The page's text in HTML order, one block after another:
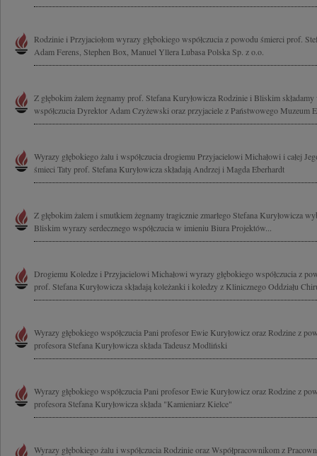
Rodzinie i Przyjaciołom wyrazy głębokiego współczucia z powodu śmierci prof.
Adam Ferens, Stephen Box, Manuel Yllera Lubasa Polska Sp. z o.o.
Z głębokim żalem żegnamy prof. Stefana Kuryłowicza Rodzinie i Bliskim składamy
współczucia Dyrektor Adam Czyżewski oraz przyjaciele z Państwowego Muzeum
Wyrazy głębokiego żalu i współczucia drogiemu Przyjacielowi Michałowi i całej
śmieci Taty prof. Stefana Kuryłowicza składają Andrzej i Magda Eberhardt
Z głębokim żalem i smutkiem żegnamy tragicznie zmarłego Stefana Kuryłowicza
Bliskim wyrazy serdecznego współczucia w imieniu Biura Projektów...
Drogiemu Koledze i Przyjacielowi Michałowi wyrazy głębokiego współczucia z
prof. Stefana Kuryłowicza składają koleżanki i koledzy z Klinicznego Oddziału
Wyrazy głębokiego współczucia Pani profesor Ewie Kuryłowicz oraz Rodzine z
profesora Stefana Kuryłowicza składa Tadeusz Modliński
Wyrazy głębokiego współczucia Pani profesor Ewie Kuryłowicz oraz Rodzine z
profesora Stefana Kuryłowicza składa "Kamieniarz Kielce"
Wyrazy głębokiego żalu i współczucia Rodzinie oraz Współpracownikom z